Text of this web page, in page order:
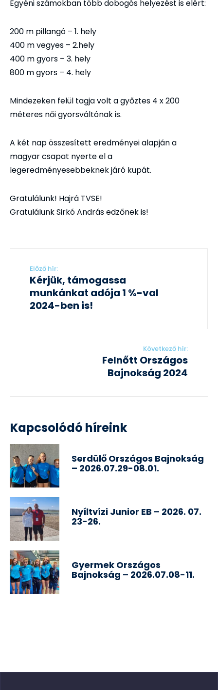
Egyéni számokban több dobogós helyezést is elért:
200 m pillangó – 1. hely
400 m vegyes – 2.hely
400 m gyors – 3. hely
800 m gyors – 4. hely
Mindezeken felül tagja volt a győztes 4 x 200
méteres női gyorsváltónak is.
A két nap összesített eredményei alapján a
magyar csapat nyerte el a
legeredményesebbeknek járó kupát.
Gratulálunk! Hajrá TVSE!
Gratulálunk Sirkó András edzőnek is!
Előző hír:
Kérjük, támogassa
munkánkat adója 1 %-val
2024-ben is!
Következő hír:
Felnőtt Országos
Bajnokság 2024
Kapcsolódó híreink
Serdülő Országos Bajnokság
– 2026.07.29-08.01.
Nyíltvízi Junior EB – 2026. 07.
23-26.
Gyermek Országos
Bajnokság – 2026.07.08-11.